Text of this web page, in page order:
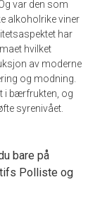
var den som
alkoholrike viner
har
hvilket
av moderne
og modning.
i bærfrukten, og
syrenivået.
bare på
Polliste og